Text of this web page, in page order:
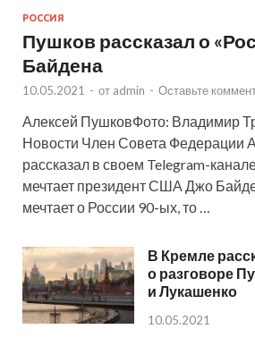
РОССИЯ
Пушков рассказал о
Байдена
10.05.2021 - от admin - Оставьте
Алексей ПушковФото: Владимир
Новости Член Совета Федерации
рассказал в своем Telegram-
мечтает президент США Джо
мечтает о России 90-ых, то …
В Кремле
о разговоре
и Лукашенко
10.05.2021